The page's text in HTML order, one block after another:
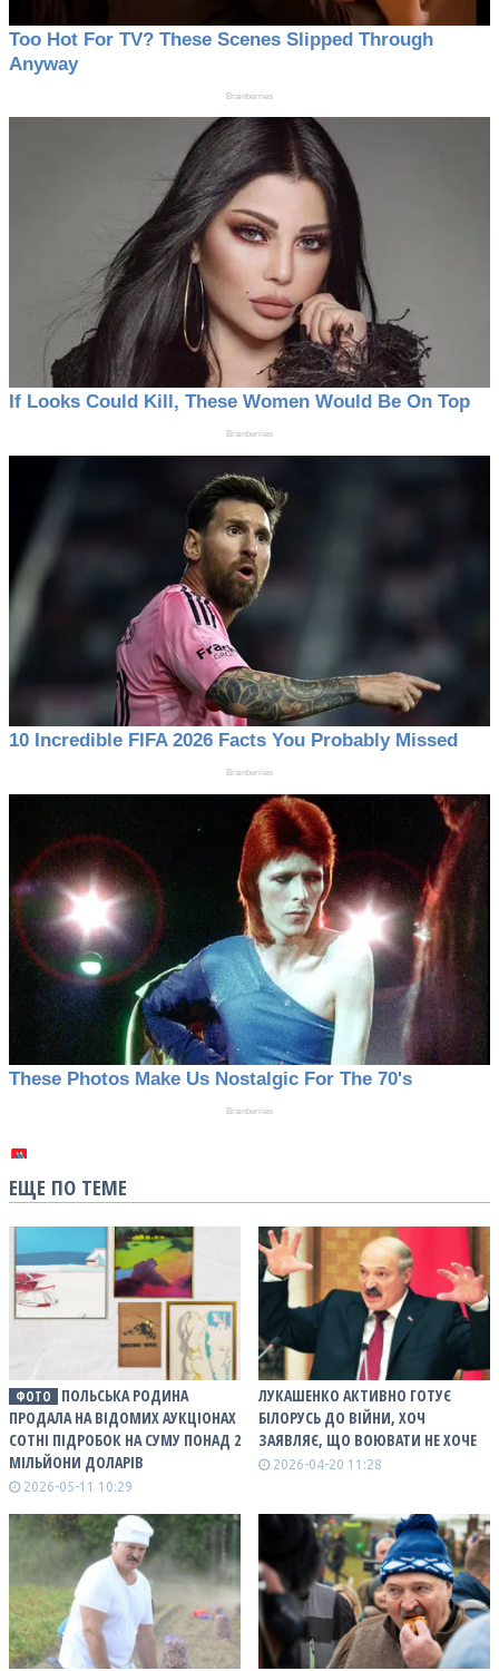
ЕЩЕ ПО ТЕМЕ
ФОТО
ПОЛЬСЬКА РОДИНА
ПРОДАЛА НА ВІДОМИХ АУКЦІОНАХ
СОТНІ ПІДРОБОК НА СУМУ ПОНАД 2
МІЛЬЙОНИ ДОЛАРІВ
2026-05-11 10:29
ЛУКАШЕНКО АКТИВНО ГОТУЄ
БІЛОРУСЬ ДО ВІЙНИ, ХОЧ
ЗАЯВЛЯЄ, ЩО ВОЮВАТИ НЕ ХОЧЕ
2026-04-20 11:28